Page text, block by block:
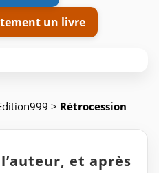
un livre
> Rétrocession
et après